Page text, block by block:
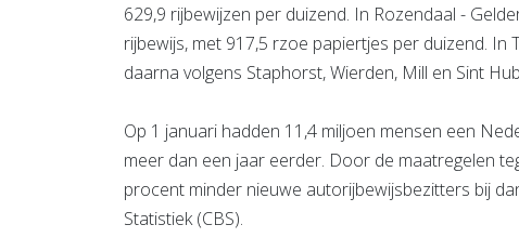
629,9 rijbewijzen per duizend. In Rozendaal -
rijbewijs, met 917,5 rzoe papiertjes per duizend.
daarna volgens Staphorst, Wierden, Mill en Sint
Op 1 januari hadden 11,4 miljoen mensen een
meer dan een jaar eerder. Door de maatregelen
procent minder nieuwe autorijbewijsbezitters bij
Statistiek (CBS).